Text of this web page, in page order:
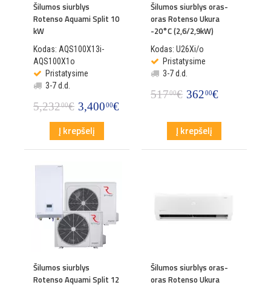
Šilumos siurblys
Rotenso Aquami Split 10
kW
Kodas: AQS100X13i-
AQS100X1o
Pristatysime
3-7 d.d.
5,23200€ 3,40000€
Į krepšelį
Šilumos siurblys oras-
oras Rotenso Ukura
-20°C (2,6/2,9kW)
Kodas: U26Xi/o
Pristatysime
3-7 d.d.
51700€ 36200€
Į krepšelį
Šilumos siurblys
Rotenso Aquami Split 12
Šilumos siurblys oras-
oras Rotenso Ukura